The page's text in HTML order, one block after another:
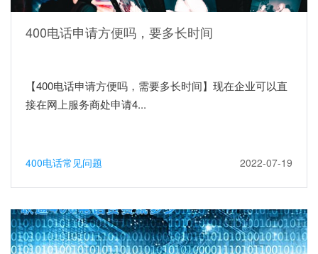
400电话申请方便吗，要多长时间
【400电话申请方便吗，需要多长时间】现在企业可以直
接在网上服务商处申请4...
400电话常见问题 2022-07-19